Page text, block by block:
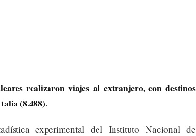
realizaron viajes al extranjero, con destinos
(8.488).
experimental del Instituto Nacional de